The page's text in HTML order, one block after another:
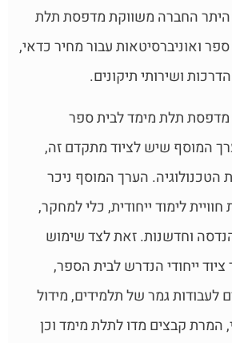
היתר החברה משווקת מדפסת תלת
ואוניברסיטאות עבור מחיר כדאי,
ושירותי תיקונים.
מדפסת תלת מימד לבית ספר
המוסף שיש לציוד מתקדם זה,
הטכנולוגיה. הערך המוסף ניכר
חוויית לימוד ייחודית, כלי למחקר,
וחדשנות. זאת לצד שימוש
ציוד ייחודי הנדרש לבית הספר,
לעבודות גמר של תלמידים, מידול
המרת קבצים מדו לתלת מימד וכן